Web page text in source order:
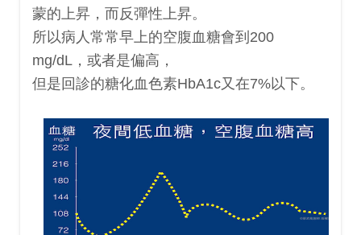
蒙的上昇，而反彈性上昇。
所以病人常常早上的空腹血糖會到200
mg/dL，或者是偏高，
但是回診的糖化血色素HbA1c又在7%以下。